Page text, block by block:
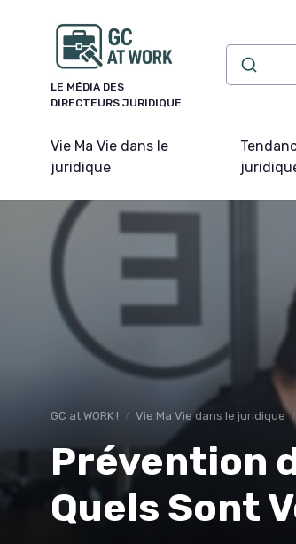
LE MÉDIA DES
DIRECTEURS JURIDIQUE
Vie Ma Vie dans le
juridique
GC at WORK ! Vie Ma Vie dans le juridique
Prévention
Quels Sont